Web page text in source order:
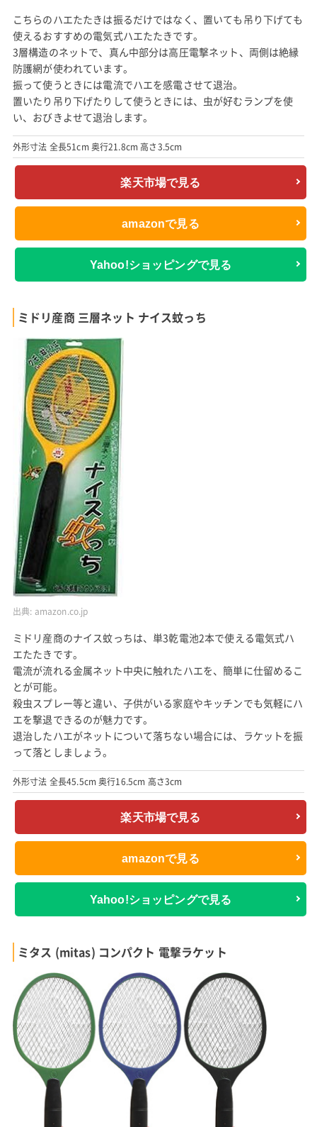
こちらのハエたたきは振るだけではなく、置いても吊り下げても
使えるおすすめの電気式ハエたたきです。
3層構造のネットで、真ん中部分は高圧電撃ネット、両側は絶縁
防護網が使われています。
振って使うときには電流でハエを感電させて退治。
置いたり吊り下げたりして使うときには、虫が好むランプを使
い、おびきよせて退治します。
外形寸法 全長51cm 奥行21.8cm 高さ3.5cm
楽天市場で見る
amazonで見る
Yahoo!ショッピングで見る
ミドリ産商 三層ネット ナイス蚊っち
出典: amazon.co.jp
ミドリ産商のナイス蚊っちは、単3乾電池2本で使える電気式ハ
エたたきです。
電流が流れる金属ネット中央に触れたハエを、簡単に仕留めるこ
とが可能。
殺虫スプレー等と違い、子供がいる家庭やキッチンでも気軽にハ
エを撃退できるのが魅力です。
退治したハエがネットについて落ちない場合には、ラケットを振
って落としましょう。
外形寸法 全長45.5cm 奥行16.5cm 高さ3cm
楽天市場で見る
amazonで見る
Yahoo!ショッピングで見る
ミタス (mitas) コンパクト 電撃ラケット